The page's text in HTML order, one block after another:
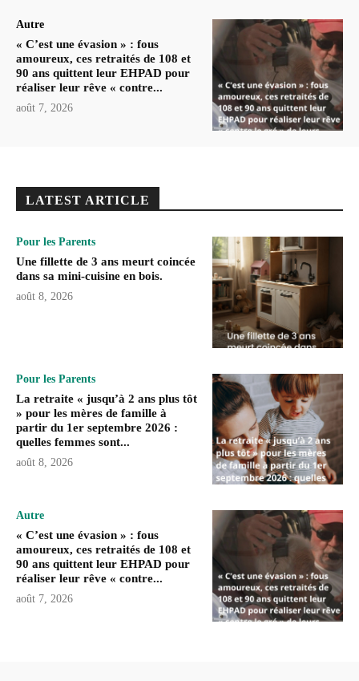
Autre
« C’est une évasion » : fous
amoureux, ces retraités de 108 et
90 ans quittent leur EHPAD pour
réaliser leur rêve « contre...
août 7, 2026
LATEST ARTICLE
Pour les Parents
Une fillette de 3 ans meurt coincée
dans sa mini-cuisine en bois.
août 8, 2026
Pour les Parents
La retraite « jusqu’à 2 ans plus tôt
» pour les mères de famille à
partir du 1er septembre 2026 :
quelles femmes sont...
août 8, 2026
Autre
« C’est une évasion » : fous
amoureux, ces retraités de 108 et
90 ans quittent leur EHPAD pour
réaliser leur rêve « contre...
août 7, 2026